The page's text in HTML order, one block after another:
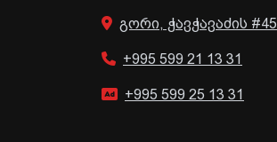
გორი, ჭავჭავაძის #45
+995 599 21 13 31
+995 599 25 13 31